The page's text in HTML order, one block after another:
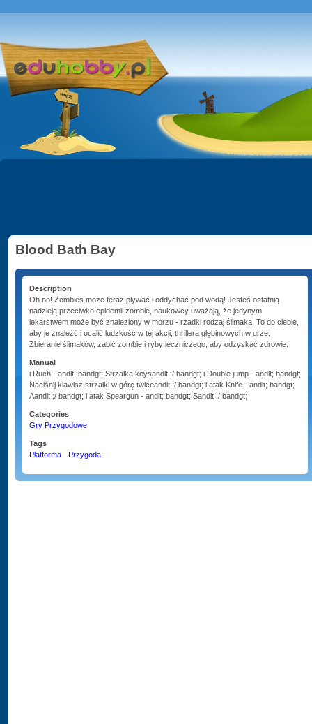
Blood Bath Bay
Description
Oh no! Zombies może teraz pływać i oddychać pod wodą! Jesteś ostatnią
nadzieją przeciwko epidemii zombie, naukowcy uważają, że jedynym
lekarstwem może być znaleziony w morzu - rzadki rodzaj ślimaka. To do ciebie,
aby je znaleźć i ocalić ludzkość w tej akcji, thrillera głębinowych w grze.
Zbieranie ślimaków, zabić zombie i ryby leczniczego, aby odzyskać zdrowie.
Manual
i Ruch - andlt; bandgt; Strzałka keysandlt ;/ bandgt; i Double jump - andlt; bandgt;
Naciśnij klawisz strzałki w górę twiceandlt ;/ bandgt; i atak Knife - andlt; bandgt;
Aandlt ;/ bandgt; i atak Speargun - andlt; bandgt; Sandlt ;/ bandgt;
Categories
Gry Przygodowe
Tags
Platforma
Przygoda